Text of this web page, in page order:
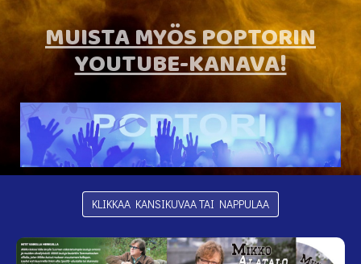
MUISTA MYÖS POPTORIN
YOUTUBE-KANAVA!
KLIKKAA KANSIKUVAA TAI NAPPULAA